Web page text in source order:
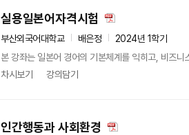
실용일본어자격시험
부산외국어대학교 배은정
2024년 1학기
본 강좌는 일본어 경어의 기본체계를 익히고, 비즈
차시보기
강의담기
인간행동과 사회환경